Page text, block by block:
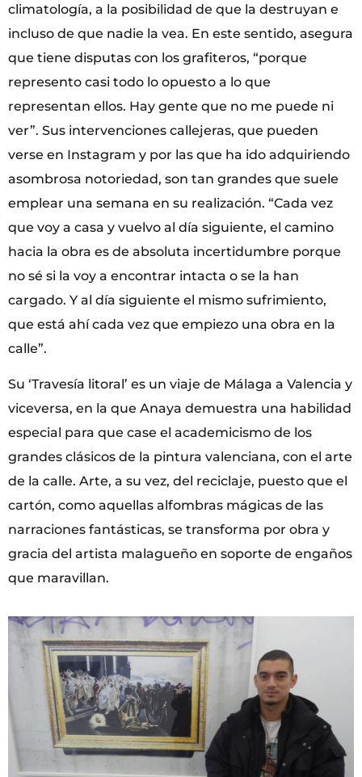
climatología, a la posibilidad de que la destruyan e
incluso de que nadie la vea. En este sentido, asegura
que tiene disputas con los grafiteros, “porque
represento casi todo lo opuesto a lo que
representan ellos. Hay gente que no me puede ni
ver”. Sus intervenciones callejeras, que pueden
verse en Instagram y por las que ha ido adquiriendo
asombrosa notoriedad, son tan grandes que suele
emplear una semana en su realización. “Cada vez
que voy a casa y vuelvo al día siguiente, el camino
hacia la obra es de absoluta incertidumbre porque
no sé si la voy a encontrar intacta o se la han
cargado. Y al día siguiente el mismo sufrimiento,
que está ahí cada vez que empiezo una obra en la
calle”.
Su ‘Travesía litoral’ es un viaje de Málaga a Valencia y
viceversa, en la que Anaya demuestra una habilidad
especial para que case el academicismo de los
grandes clásicos de la pintura valenciana, con el arte
de la calle. Arte, a su vez, del reciclaje, puesto que el
cartón, como aquellas alfombras mágicas de las
narraciones fantásticas, se transforma por obra y
gracia del artista malagueño en soporte de engaños
que maravillan.